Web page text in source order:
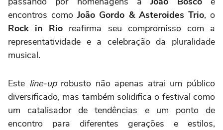
encontros comoJoão Gordo & Asteroides Trio, o
Rock in Rio reafirma seu compromisso com a
representatividade e a celebração da pluralidade
musical.
Este line-up robusto não apenas atrai um público
diversificado, mas também solidifica o festival como
um catalisador de tendências e um ponto de
encontro para diferentes gerações e estilos,